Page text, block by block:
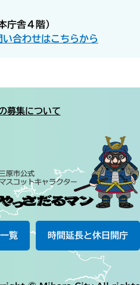
舎４階）
い合わせはこちらから
募集について
覧 時間延長と休日開庁